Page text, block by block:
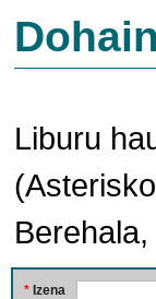
Liburu
* Izena